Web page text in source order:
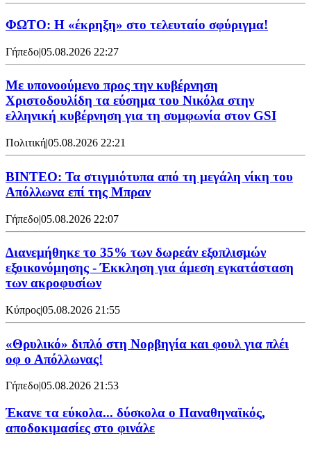
ΦΩΤΟ: Η «έκρηξη» στο τελευταίο σφύριγμα!
Γήπεδο|05.08.2026 22:27
Με υπονοούμενο προς την κυβέρνηση
Χριστοδουλίδη τα εύσημα του Νικόλα στην
ελληνική κυβέρνηση για τη συμφωνία στον GSI
Πολιτική|05.08.2026 22:21
ΒΙΝΤΕΟ: Τα στιγμιότυπα από τη μεγάλη νίκη του
Απόλλωνα επί της Μπραν
Γήπεδο|05.08.2026 22:07
Διανεμήθηκε το 35% των δωρεάν εξοπλισμών
εξοικονόμησης - Έκκληση για άμεση εγκατάσταση
των ακροφυσίων
Κύπρος|05.08.2026 21:55
«Θρυλικό» διπλό στη Νορβηγία και φουλ για πλέι
οφ ο Απόλλωνας!
Γήπεδο|05.08.2026 21:53
Έκανε τα εύκολα... δύσκολα ο Παναθηναϊκός,
αποδοκιμασίες στο φινάλε